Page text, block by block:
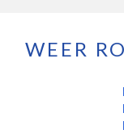
WEER